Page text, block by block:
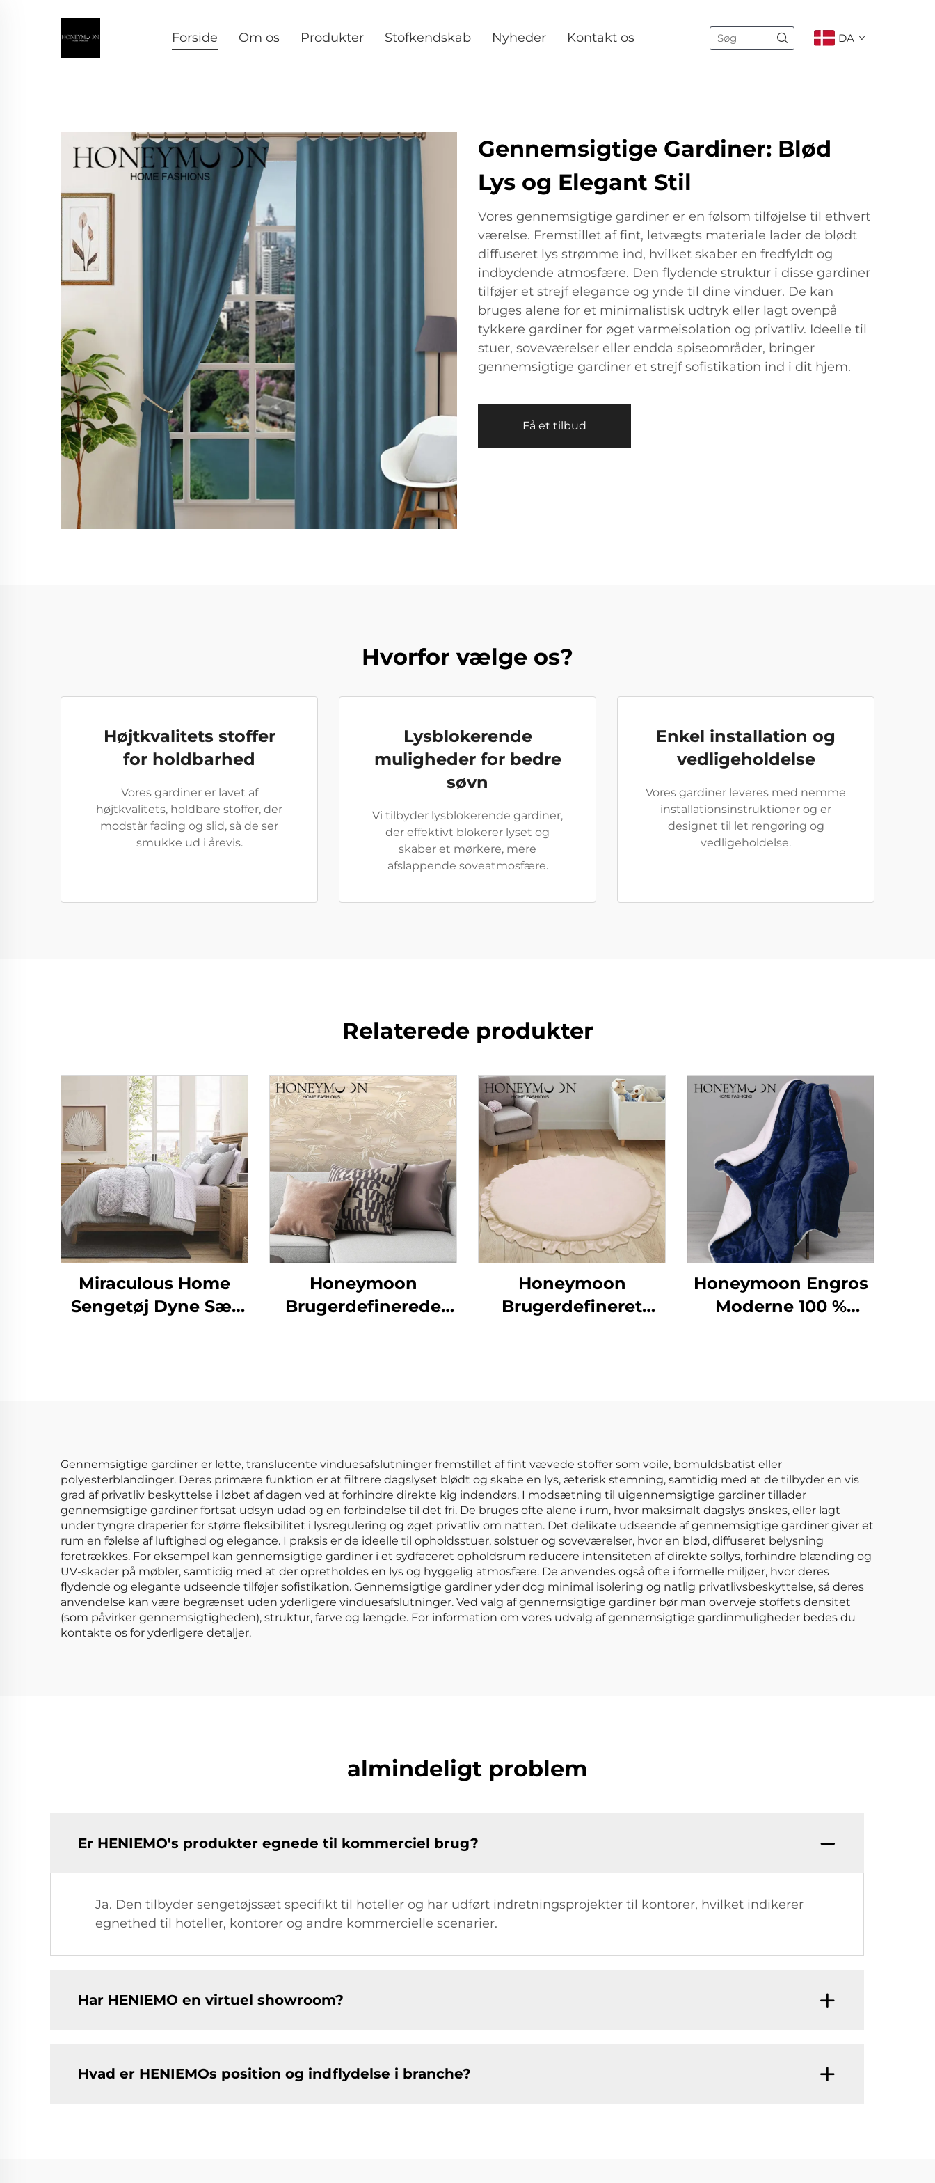
Forside Om os Produkter Stofkendskab Nyheder Kontakt os DA
Gennemsigtige Gardiner: Blød
Lys og Elegant Stil
Vores gennemsigtige gardiner er en følsom tilføjelse til ethvert
værelse. Fremstillet af fint, letvægts materiale lader de blødt
diffuseret lys strømme ind, hvilket skaber en fredfyldt og
indbydende atmosfære. Den flydende struktur i disse gardiner
tilføjer et strejf elegance og ynde til dine vinduer. De kan
bruges alene for et minimalistisk udtryk eller lagt ovenpå
tykkere gardiner for øget varmeisolation og privatliv. Ideelle til
stuer, soveværelser eller endda spiseområder, bringer
gennemsigtige gardiner et strejf sofistikation ind i dit hjem.
Få et tilbud
Hvorfor vælge os?
Højtkvalitets stoffer
for holdbarhed
Vores gardiner er lavet af
højtkvalitets, holdbare stoffer, der
modstår fading og slid, så de ser
smukke ud i årevis.
Lysblokerende
muligheder for bedre
søvn
Vi tilbyder lysblokerende gardiner,
der effektivt blokerer lyset og
skaber et mørkere, mere
afslappende soveatmosfære.
Enkel installation og
vedligeholdelse
Vores gardiner leveres med nemme
installationsinstruktioner og er
designet til let rengøring og
vedligeholdelse.
Relaterede produkter
Miraculous Home
Sengetøj Dyne Sæt
Honeymoon
Brugerdefinerede
Honeymoon
Brugerdefineret
Honeymoon Engros
Moderne 100 %
Gennemsigtige gardiner er lette, translucente vinduesafslutninger fremstillet af fint vævede stoffer som voile, bomuldsbatist eller
polyesterblandinger. Deres primære funktion er at filtrere dagslyset blødt og skabe en lys, æterisk stemning, samtidig med at de tilbyder en vis
grad af privatliv beskyttelse i løbet af dagen ved at forhindre direkte kig indendørs. I modsætning til uigennemsigtige gardiner tillader
gennemsigtige gardiner fortsat udsyn udad og en forbindelse til det fri. De bruges ofte alene i rum, hvor maksimalt dagslys ønskes, eller lagt
under tyngre draperier for større fleksibilitet i lysregulering og øget privatliv om natten. Det delikate udseende af gennemsigtige gardiner giver et
rum en følelse af luftighed og elegance. I praksis er de ideelle til opholdsstuer, solstuer og soveværelser, hvor en blød, diffuseret belysning
foretrækkes. For eksempel kan gennemsigtige gardiner i et sydfaceret opholdsrum reducere intensiteten af direkte sollys, forhindre blænding og
UV-skader på møbler, samtidig med at der opretholdes en lys og hyggelig atmosfære. De anvendes også ofte i formelle miljøer, hvor deres
flydende og elegante udseende tilføjer sofistikation. Gennemsigtige gardiner yder dog minimal isolering og natlig privatlivsbeskyttelse, så deres
anvendelse kan være begrænset uden yderligere vinduesafslutninger. Ved valg af gennemsigtige gardiner bør man overveje stoffets densitet
(som påvirker gennemsigtigheden), struktur, farve og længde. For information om vores udvalg af gennemsigtige gardinmuligheder bedes du
kontakte os for yderligere detaljer.
almindeligt problem
Er HENIEMO's produkter egnede til kommerciel brug?
Ja. Den tilbyder sengetøjssæt specifikt til hoteller og har udført indretningsprojekter til kontorer, hvilket indikerer
egnethed til hoteller, kontorer og andre kommercielle scenarier.
Har HENIEMO en virtuel showroom?
Hvad er HENIEMOs position og indflydelse i branche?